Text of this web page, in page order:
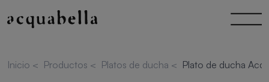
Inicio < Productos < Platos de ducha < Plato de ducha